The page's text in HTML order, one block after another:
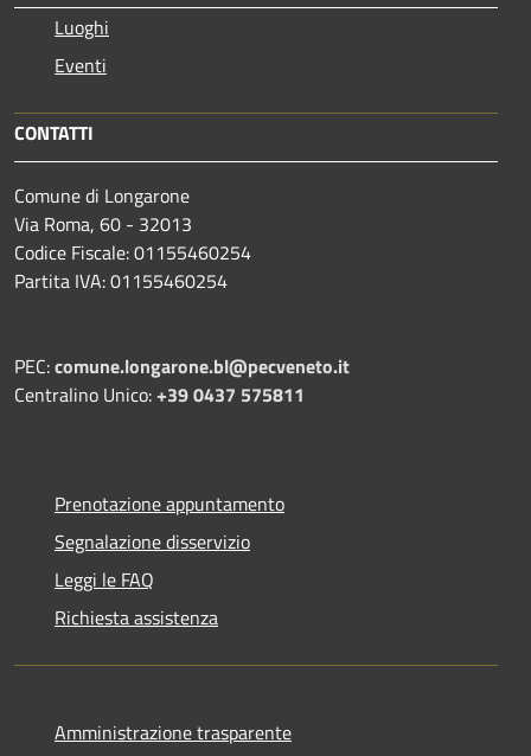
Luoghi
Eventi
CONTATTI
Comune di Longarone
Via Roma, 60 - 32013
Codice Fiscale: 01155460254
Partita IVA: 01155460254
PEC:comune.longarone.bl@pecveneto.it
Centralino Unico:+39 0437 575811
Prenotazione appuntamento
Segnalazione disservizio
Leggi le FAQ
Richiesta assistenza
Amministrazione trasparente